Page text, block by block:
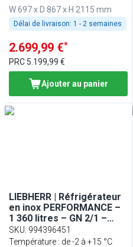
W 697 x D 867 x H 2115 mm
Délai de livraison: 1 - 2 semaines
2.699,99 €*
PRC 5.199,99 €
Ajouter au panier
LIEBHERR | Réfrigérateur
en inox PERFORMANCE –
1 360 litres – GN 2/1 –
intérieur en inox – avec 2
portes
SKU: 994396451
Température : de -2 à +15 °C